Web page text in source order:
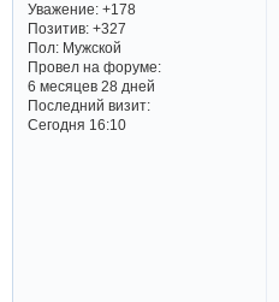
Уважение: +178
Позитив: +327
Пол:Мужской
Провел на форуме:
6 месяцев 28 дней
Последний визит:
Сегодня 16:10